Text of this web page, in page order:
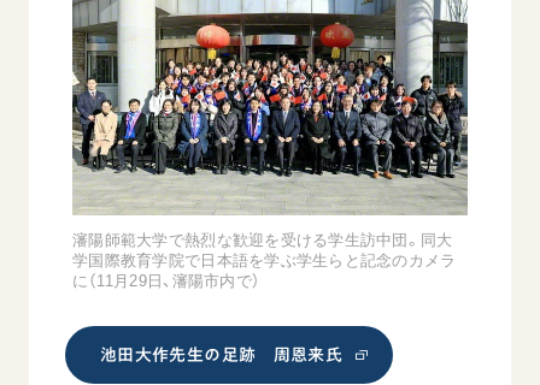
瀋陽師範大学で熱烈な歓迎を受ける学生訪中団。同大
学国際教育学院で日本語を学ぶ学生らと記念のカメラ
に（11月29日、瀋陽市内で）
池田大作先生の足跡 周恩来氏